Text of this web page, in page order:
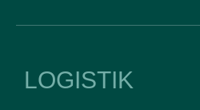
LOGISTIK